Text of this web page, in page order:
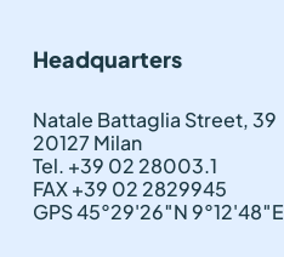
Headquarters
Natale Battaglia Street, 39
20127 Milan
Tel. +39 02 28003.1
FAX +39 02 2829945
GPS 45°29'26″N 9°12'48″E